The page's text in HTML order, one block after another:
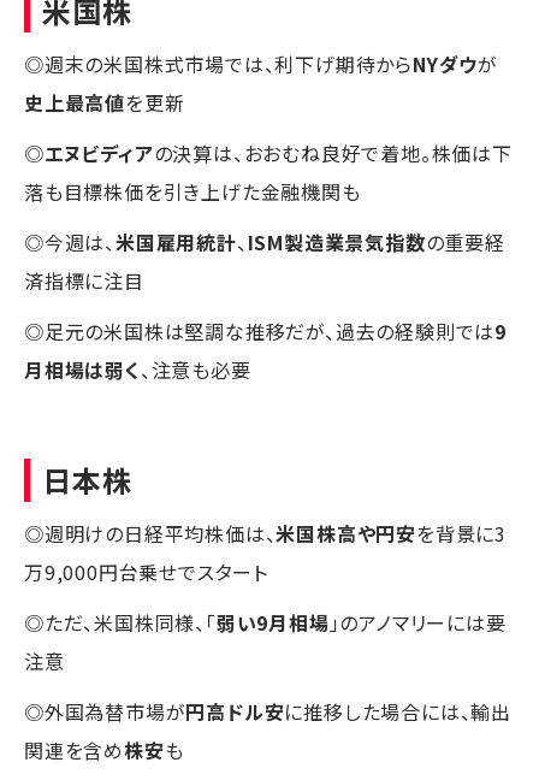
米国株
◎週末の米国株式市場では、利下げ期待からNYダウが
史上最高値を更新
◎エヌビディアの決算は、おおむね良好で着地。株価は下
落も目標株価を引き上げた金融機関も
◎今週は、米国雇用統計、ISM製造業景気指数の重要経
済指標に注目
◎足元の米国株は堅調な推移だが、過去の経験則では9
月相場は弱く、注意も必要
日本株
◎週明けの日経平均株価は、米国株高や円安を背景に3
万9,000円台乗せでスタート
◎ただ、米国株同様、「弱い9月相場 」のアノマリーには要
注意
◎外国為替市場が円高ドル安に推移した場合には、輸出
関連を含め株安も